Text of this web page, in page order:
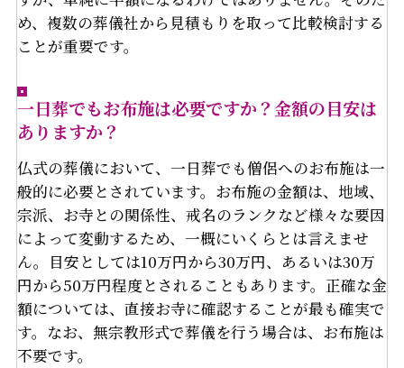
め、複数の葬儀社から見積もりを取って比較検討する
ことが重要です。
一日葬でもお布施は必要ですか？金額の目安は
ありますか？
仏式の葬儀において、一日葬でも僧侶へのお布施は一
般的に必要とされています。お布施の金額は、地域、
宗派、お寺との関係性、戒名のランクなど様々な要因
によって変動するため、一概にいくらとは言えませ
ん。目安としては10万円から30万円、あるいは30万
円から50万円程度とされることもあります。正確な金
額については、直接お寺に確認することが最も確実で
す。なお、無宗教形式で葬儀を行う場合は、お布施は
不要です。